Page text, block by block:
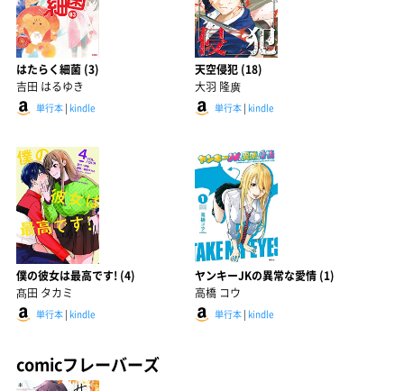
はたらく細菌 (3)
吉田 はるゆき
単行本 | kindle
天空侵犯 (18)
大羽 隆廣
単行本| kindle
僕の彼女は最高です! (4)
髙田 タカミ
単行本 | kindle
ヤンキーJKの異常な愛情 (1)
高橋 コウ
単行本| kindle
comicフレーバーズ